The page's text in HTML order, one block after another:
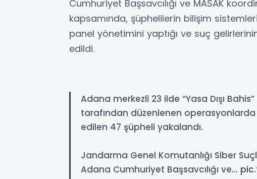
Cumhuriyet Başsavcılığı ve MASAK
kapsamında, şüphelilerin bilişim
panel yönetimini yaptığı ve suç
edildi.
Adana merkezli 23 ilde “Yasa Dışı
tarafından düzenlenen
edilen 47 şüpheli yakalandı.
Jandarma Genel Komutanlığı Siber
Adana Cumhuriyet Başsavcılığı ve…